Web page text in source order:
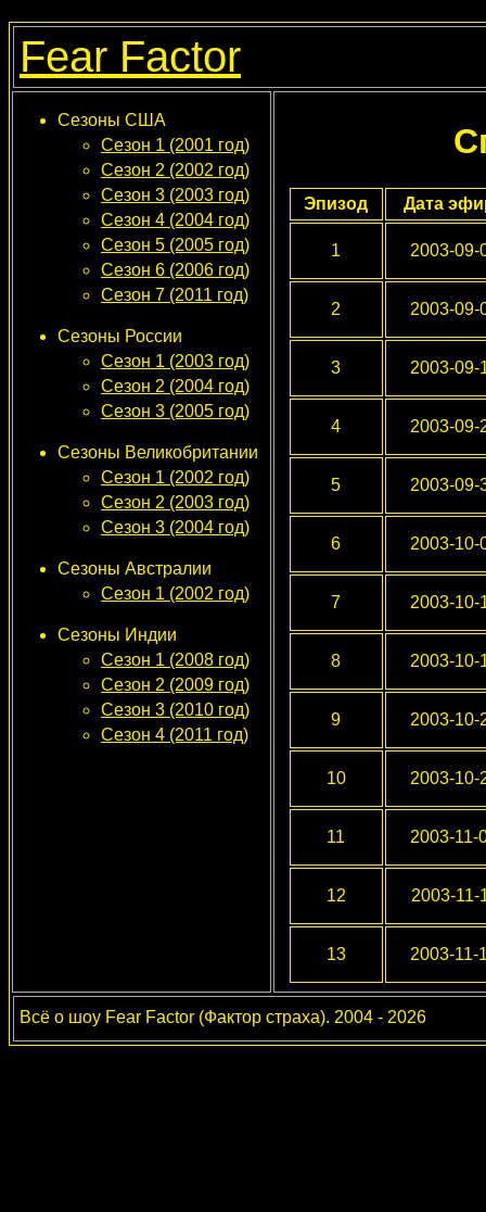
Fear Factor
Сезоны США
Сезон 1 (2001 год)
Сезон 2 (2002 год)
Сезон 3 (2003 год)
Сезон 4 (2004 год)
Сезон 5 (2005 год)
Сезон 6 (2006 год)
Сезон 7 (2011 год)
Сезоны России
Сезон 1 (2003 год)
Сезон 2 (2004 год)
Сезон 3 (2005 год)
Сезоны Великобритании
Сезон 1 (2002 год)
Сезон 2 (2003 год)
Сезон 3 (2004 год)
Сезоны Австралии
Сезон 1 (2002 год)
Сезоны Индии
Сезон 1 (2008 год)
Сезон 2 (2009 год)
Сезон 3 (2010 год)
Сезон 4 (2011 год)
Эпизод Дата
1 2003-09-
2 2003-09-
3 2003-09-
4 2003-09-
5 2003-09-
6 2003-10-
7 2003-10-
8 2003-10-
9 2003-10-
10 2003-10-
11 2003-11-
12 2003-11-
13 2003-11-
Всё о шоу Fear Factor (Фактор страха). 2004 - 2026